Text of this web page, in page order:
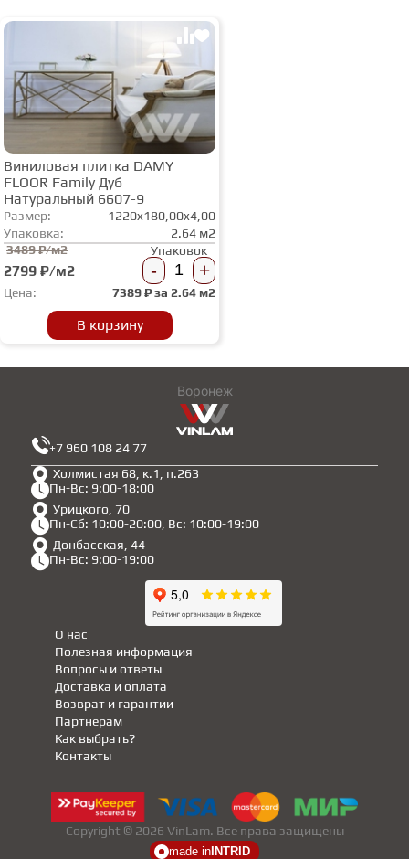
Виниловая плитка DAMY
FLOOR Family Дуб
Натуральный 6607-9
Размер:
1220x180,00x4,00
Упаковка:
2.64 м2
3489 ₽/м2
2799 ₽/м2
Упаковок
- +
Цена: 7389₽ за 2.64 м2
В корзину
Воронеж
Холмистая 68, к.1, п.263
Пн-Вс: 9:00-18:00
Урицкого, 70
Пн-Сб: 10:00-20:00, Вс: 10:00-19:00
Донбасская, 44
Пн-Вс: 9:00-19:00
+7 960 108 24 77
Полезная информация
Партнерам
Вопросы и ответы
Доставка и оплата
Возврат и гарантии
Как выбрать?
О нас
Контакты
Copyright © 2026 VinLam. Все права защищены
made in INTRID